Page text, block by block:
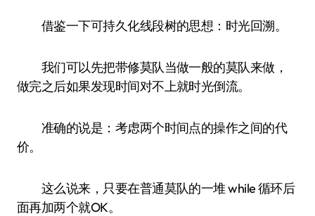
借鉴一下可持久化线段树的思想：时光回溯。
我们可以先把带修莫队当做一般的莫队来做，
做完之后如果发现时间对不上就时光倒流。
准确的说是：考虑两个时间点的操作之间的代
价。
这么说来，只要在普通莫队的一堆 while 循环后
面再加两个就OK。